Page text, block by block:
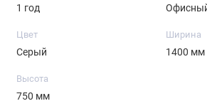
1 год
Цвет
Серый
Ширина
1400 мм
Высота
750 мм